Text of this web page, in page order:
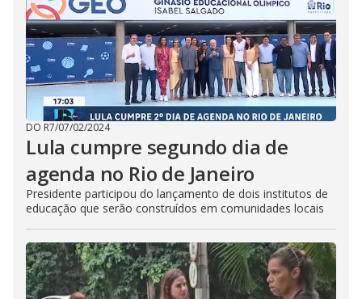
DO R7/07/02/2024
Lula cumpre segundo dia de
agenda no Rio de Janeiro
Presidente participou do lançamento de dois institutos de
educação que serão construídos em comunidades locais